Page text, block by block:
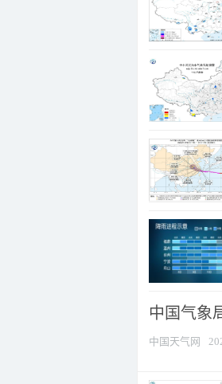
中国气象
中国天气网